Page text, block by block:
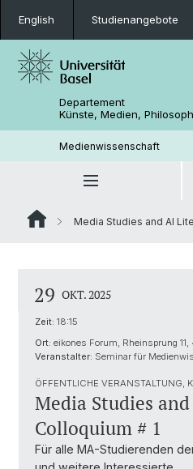
English Studienangebote
Departement
Künste, Medien,
Medienwissenschaft
Media Studies and AI
29 OKT. 2025
Zeit: 18:15
Ort: eikones Forum, Rheinsprung 11,
Veranstalter: Seminar für
ÖFFENTLICHE VERANSTALTUNG,
Media Studies
Colloquium # 1
Für alle MA-Studierenden